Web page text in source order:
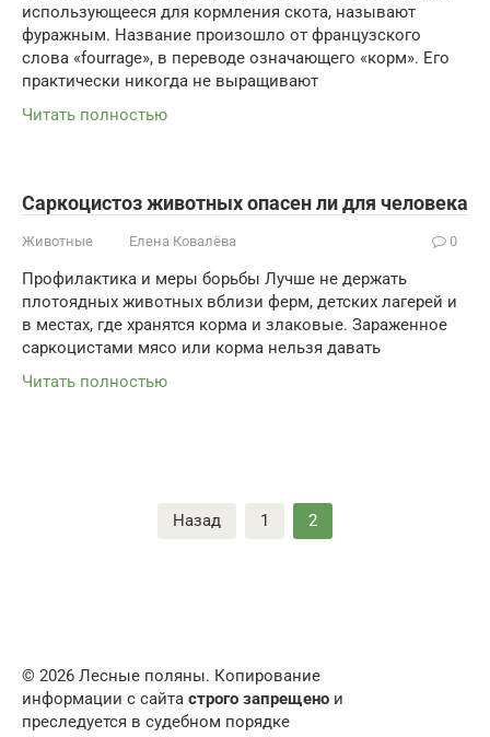
использующееся для кормления скота, называют
фуражным. Название произошло от французского
слова «fourrage», в переводе означающего «корм». Его
практически никогда не выращивают
Читать полностью
Саркоцистоз животных опасен ли для человека
Животные Елена Ковалёва 0
Профилактика и меры борьбы Лучше не держать
плотоядных животных вблизи ферм, детских лагерей и
в местах, где хранятся корма и злаковые. Зараженное
саркоцистами мясо или корма нельзя давать
Читать полностью
Назад 1 2
© 2026 Лесные поляны. Копирование
информации с сайта строго запрещено и
преследуется в судебном порядке